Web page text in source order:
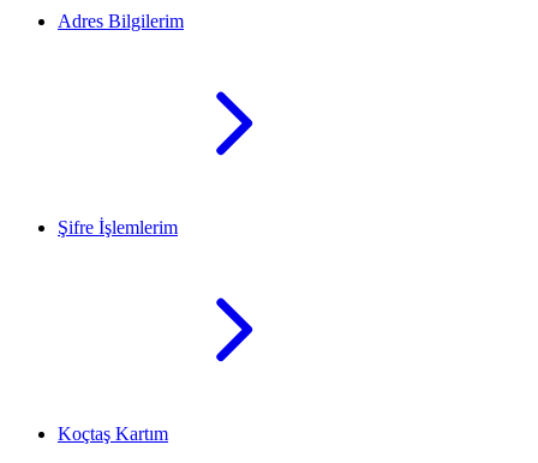
Adres Bilgilerim
Şifre İşlemlerim
Koçtaş Kartım